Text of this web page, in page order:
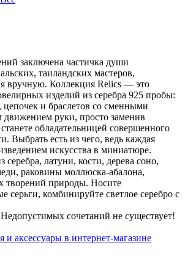
заключена частичка души
таиландских мастеров,
вручную. Коллекция Relics — это
изделий из серебра 925 пробы:
цепочек и браслетов со сменными
руки, просто заменив
обладательницей совершенного
Выбрать есть из чего, ведь каждая
искусства в миниатюре.
серебра, латуни, кости, дерева соно,
раковины моллюска-абалона,
творений природы. Носите
серьги, комбинируйте светлое серебро с
сочетаний не существует!